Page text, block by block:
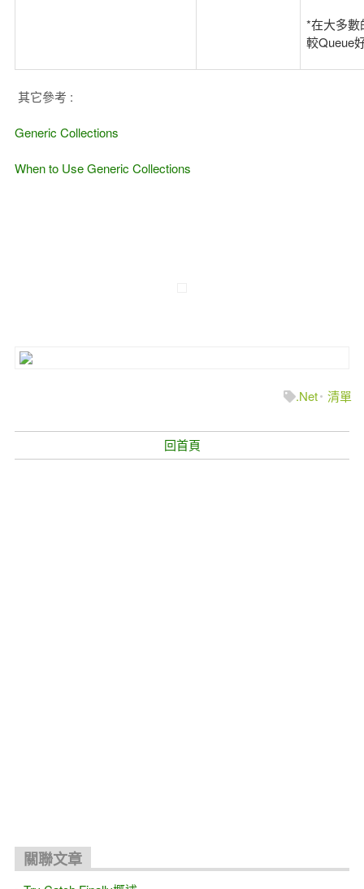
*在大多數
較Queue
其它參考 :
Generic Collections
When to Use Generic Collections
.Net 清單
回首頁
關聯文章